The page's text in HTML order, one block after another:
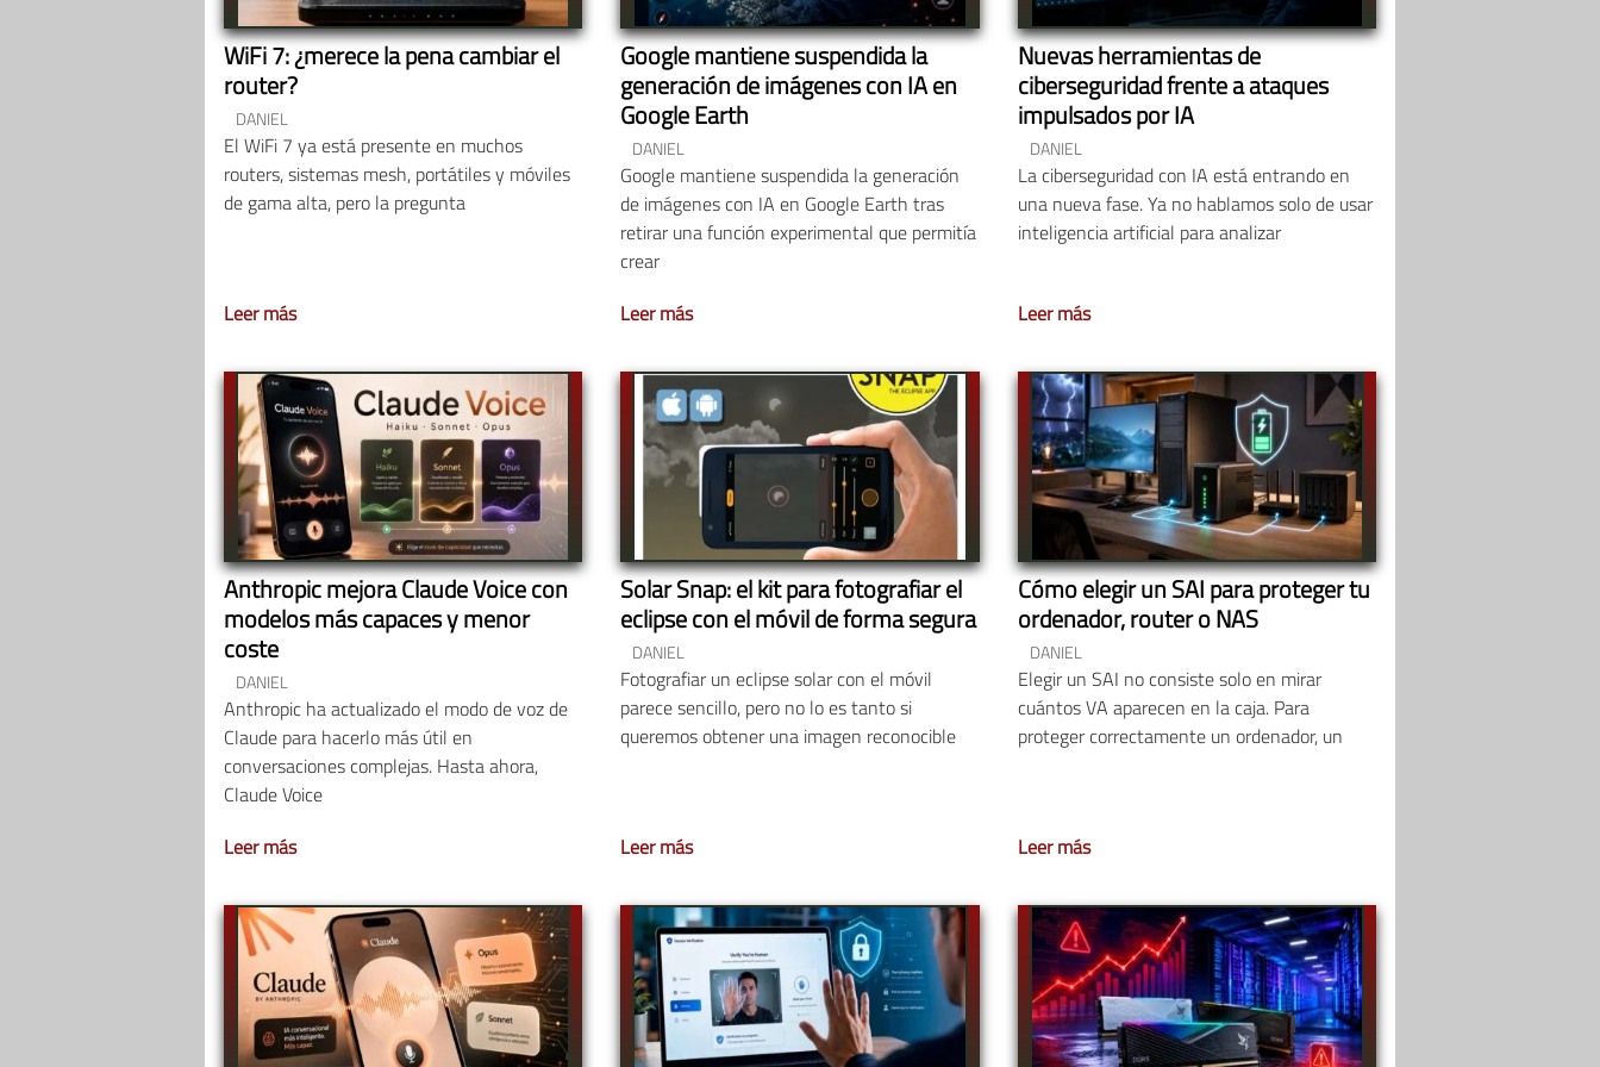
WiFi 7: ¿merece la pena cambiar el
router?
DANIEL
El WiFi 7 ya está presente en muchos
routers, sistemas mesh, portátiles y móviles
de gama alta, pero la pregunta
Leer más
Google mantiene suspendida la
generación de imágenes con IA en
Google Earth
DANIEL
Google mantiene suspendida la generación
de imágenes con IA en Google Earth tras
retirar una función experimental que permitía
crear
Leer más
Nuevas herramientas de
ciberseguridad frente a ataques
impulsados por IA
DANIEL
La ciberseguridad con IA está entrando en
una nueva fase. Ya no hablamos solo de usar
inteligencia artificial para analizar
Leer más
Anthropic mejora Claude Voice con
modelos más capaces y menor
coste
DANIEL
Anthropic ha actualizado el modo de voz de
Claude para hacerlo más útil en
conversaciones complejas. Hasta ahora,
Claude Voice
Leer más
Solar Snap: el kit para fotografiar el
eclipse con el móvil de forma segura
DANIEL
Fotografiar un eclipse solar con el móvil
parece sencillo, pero no lo es tanto si
queremos obtener una imagen reconocible
Leer más
Cómo elegir un SAI para proteger tu
ordenador, router o NAS
DANIEL
Elegir un SAI no consiste solo en mirar
cuántos VA aparecen en la caja. Para
proteger correctamente un ordenador, un
Leer más